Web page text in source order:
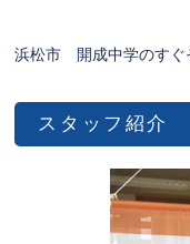
浜松市 開成中学のすぐ
スタッフ紹介